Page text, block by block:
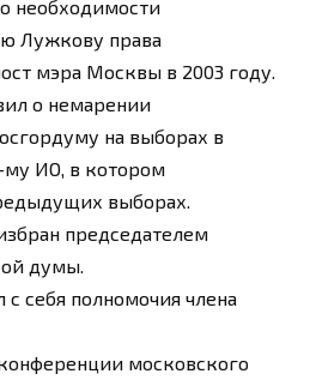
необходимости
Лужкову права
мэра Москвы в 2003 году.
о немарении
на выборах в
му ИО, в котором
выборах.
председателем
думы.
себя полномочия члена
московского